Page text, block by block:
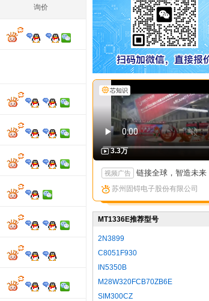
询价
芯知识
3.3万
视频广告 链接全球，智造未来：苏州固锝以创新矩阵亮相国际高端产
苏州固锝电子股份有限公司
MT1336E推荐型号
2N3899
C8051F930
IN5350B
M28W320FCB70ZB6E
SIM300CZ